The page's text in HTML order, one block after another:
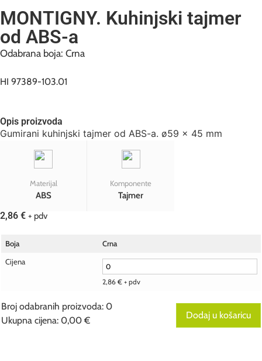
MONTIGNY. Kuhinjski tajmer
od ABS-a
Odabrana boja: Crna
HI 97389-103.01
Opis proizvoda
Gumirani kuhinjski tajmer od ABS-a. ø59 x 45 mm
Materijal
ABS
Komponente
Tajmer
2,86 € + pdv
Boja
Crna
Cijena
2,86 € + pdv
Broj odabranih proizvoda: 0
Ukupna cijena: 0,00 €
Dodaj u košaricu